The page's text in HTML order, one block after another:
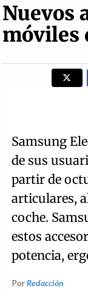
Nuevos
móviles
Samsung
de sus
partir de
articulares,
coche.
estos
potencia,
PorRedacción